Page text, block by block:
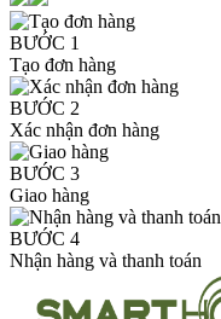
BƯỚC 1
Tạo đơn hàng
BƯỚC 2
Xác nhận đơn hàng
BƯỚC 3
Giao hàng
BƯỚC 4
Nhận hàng và thanh toán